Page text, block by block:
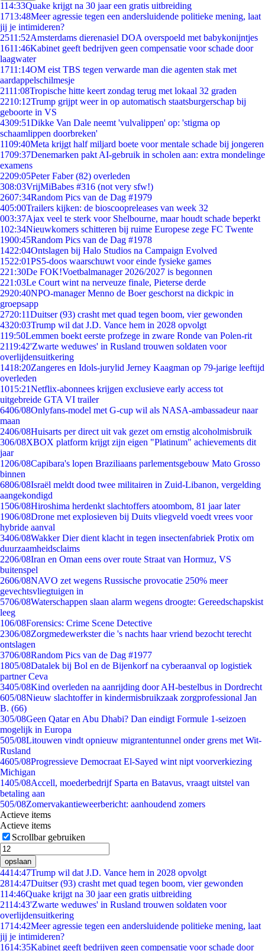
114:33Quake krijgt na 30 jaar een gratis uitbreiding
1713:48Meer agressie tegen een andersluidende politieke mening, laat
jij je intimideren?
2511:52Amsterdams dierenasiel DOA overspoeld met babykonijntjes
1611:46Kabinet geeft bedrijven geen compensatie voor schade door
laagwater
1711:14OM eist TBS tegen verwarde man die agenten stak met
aardappelschilmesje
2111:08Tropische hitte keert zondag terug met lokaal 32 graden
2210:12Trump grijpt weer in op automatisch staatsburgerschap bij
geboorte in VS
4309:51Dikke Van Dale neemt 'vulvalippen' op: 'stigma op
schaamlippen doorbreken'
1109:40Meta krijgt half miljard boete voor mentale schade bij jongeren
1709:37Denemarken pakt AI-gebruik in scholen aan: extra mondelinge
examens
2209:05Peter Faber (82) overleden
308:03VrijMiBabes #316 (not very sfw!)
2607:34Random Pics van de Dag #1979
405:00Trailers kijken: de bioscoopreleases van week 32
003:37Ajax veel te sterk voor Shelbourne, maar houdt schade beperkt
102:34Nieuwkomers schitteren bij ruime Europese zege FC Twente
1900:45Random Pics van de Dag #1978
1422:04Ontslagen bij Halo Studios na Campaign Evolved
1522:01PS5-doos waarschuwt voor einde fysieke games
221:30De FOK!Voetbalmanager 2026/2027 is begonnen
221:03Le Court wint na nerveuze finale, Pieterse derde
2920:40NPO-manager Menno de Boer geschorst na dickpic in
groepsapp
2720:11Duitser (93) crasht met quad tegen boom, vier gewonden
4320:03Trump wil dat J.D. Vance hem in 2028 opvolgt
119:50Lemmen boekt eerste profzege in zware Ronde van Polen-rit
2119:42'Zwarte weduwes' in Rusland trouwen soldaten voor
overlijdensuitkering
1418:20Zangeres en Idols-jurylid Jerney Kaagman op 79-jarige leeftijd
overleden
1015:21Netflix-abonnees krijgen exclusieve early access tot
uitgebreide GTA VI trailer
6406/08Onlyfans-model met G-cup wil als NASA-ambassadeur naar
maan
2406/08Huisarts per direct uit vak gezet om ernstig alcoholmisbruik
306/08XBOX platform krijgt zijn eigen "Platinum" achievements dit
jaar
1206/08Capibara's lopen Braziliaans parlementsgebouw Mato Grosso
binnen
6806/08Israël meldt dood twee militairen in Zuid-Libanon, vergelding
aangekondigd
1506/08Hiroshima herdenkt slachtoffers atoombom, 81 jaar later
1906/08Drone met explosieven bij Duits vliegveld voedt vrees voor
hybride aanval
3406/08Wakker Dier dient klacht in tegen insectenfabriek Protix om
duurzaamheidsclaims
2206/08Iran en Oman eens over route Straat van Hormuz, VS
buitenspel
2606/08NAVO zet wegens Russische provocatie 250% meer
gevechtsvliegtuigen in
5706/08Waterschappen slaan alarm wegens droogte: Gereedschapskist
leeg
106/08Forensics: Crime Scene Detective
2306/08Zorgmedewerkster die 's nachts haar vriend bezocht terecht
ontslagen
3706/08Random Pics van de Dag #1977
1805/08Datalek bij Bol en de Bijenkorf na cyberaanval op logistiek
partner Ceva
3405/08Kind overleden na aanrijding door AH-bestelbus in Dordrecht
605/08Nieuw slachtoffer in kindermisbruikzaak zorgprofessional Jan
B. (66)
305/08Geen Qatar en Abu Dhabi? Dan eindigt Formule 1-seizoen
mogelijk in Europa
505/08Litouwen vindt opnieuw migrantentunnel onder grens met Wit-
Rusland
4605/08Progressieve Democraat El-Sayed wint nipt voorverkiezing
Michigan
1405/08Accell, moederbedrijf Sparta en Batavus, vraagt uitstel van
betaling aan
505/08Zomervakantieweerbericht: aanhoudend zomers
Actieve items
Actieve items
Scrollbar gebruiken
opslaan
4414:47Trump wil dat J.D. Vance hem in 2028 opvolgt
2814:47Duitser (93) crasht met quad tegen boom, vier gewonden
114:46Quake krijgt na 30 jaar een gratis uitbreiding
2114:43'Zwarte weduwes' in Rusland trouwen soldaten voor
overlijdensuitkering
1714:42Meer agressie tegen een andersluidende politieke mening, laat
jij je intimideren?
1614:35Kabinet geeft bedrijven geen compensatie voor schade door